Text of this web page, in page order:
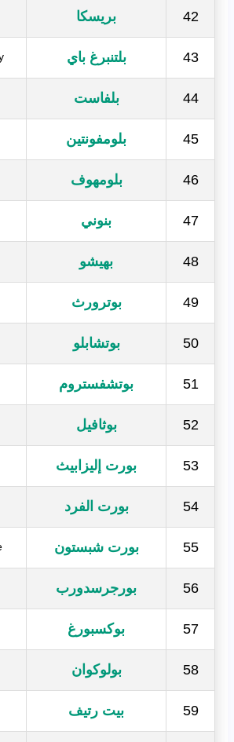
42 بريسكا
43 بلتنبرغ باي
44 بلفاست
45 بلومفونتين
46 بلومهوف
47 بنوني
48 بهيشو
49 بوترورث
50 بوتشابلو
51 بوتشفستروم
52 بوثافيل
53 بورت إليزابيث
54 بورت الفرد
55 بورت شبستون
56 بورجرسدورب
57 بوكسبورغ
58 بولوكوان
59 بيت رتيف